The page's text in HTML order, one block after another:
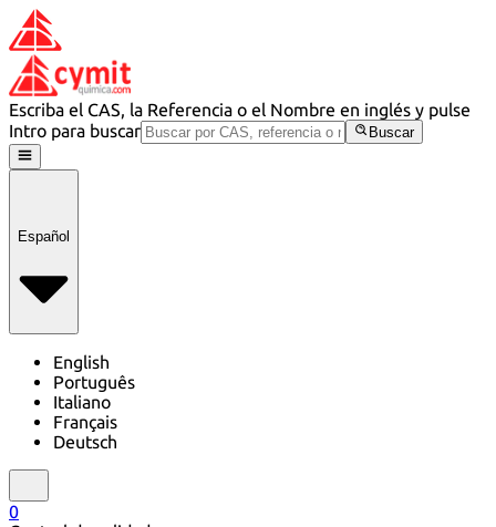
Escriba el CAS, la Referencia o el Nombre en inglés y pulse
Intro para buscar
Buscar
Español
English
Português
Italiano
Français
Deutsch
0